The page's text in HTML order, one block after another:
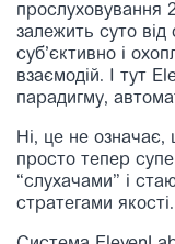
прослуховування
залежить суто від
суб’єктивно і
взаємодій. І тут
парадигму,
Ні, це не
просто тепер
“слухачами” і
стратегами якості.